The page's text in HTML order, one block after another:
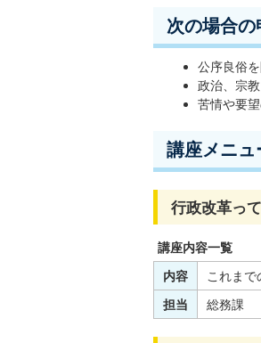
次の場合
公序良俗
政治、宗
苦情や要
講座メニュ
行政改革っ
講座内容一覧
内容
これま
担当
総務課